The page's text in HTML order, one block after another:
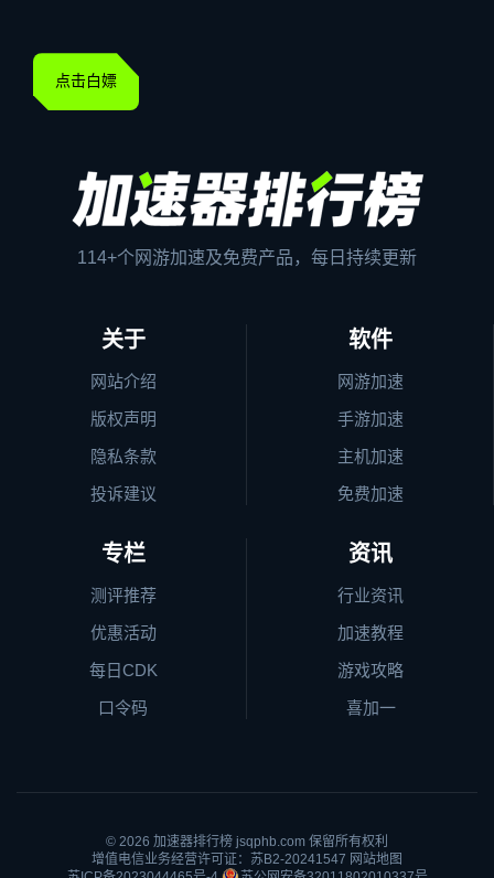
点击白嫖
114+个网游加速及免费产品，每日持续更新
关于
网站介绍
版权声明
隐私条款
投诉建议
软件
网游加速
手游加速
主机加速
免费加速
专栏
测评推荐
优惠活动
每日CDK
口令码
资讯
行业资讯
加速教程
游戏攻略
喜加一
© 2026 加速器排行榜 jsqphb.com 保留所有权利
增值电信业务经营许可证：苏B2-20241547 网站地图